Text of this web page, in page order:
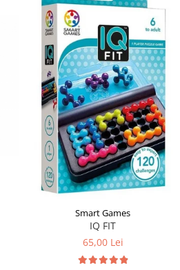
Smart Games
IQ FIT
65,00 Lei